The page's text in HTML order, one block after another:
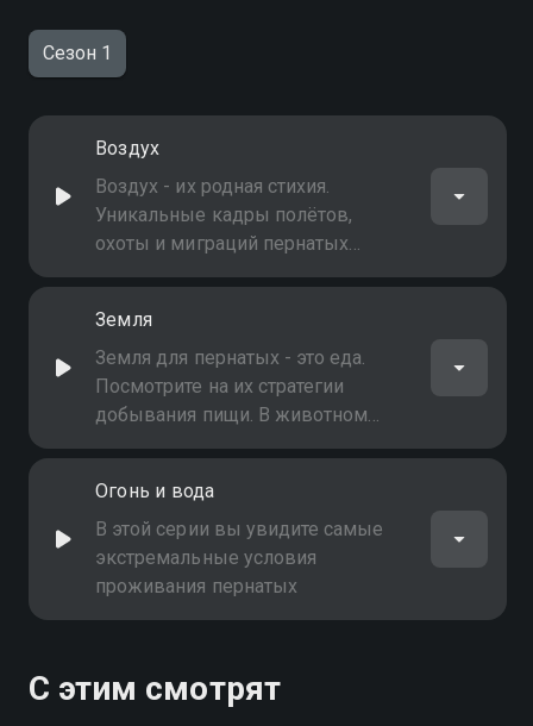
Сезон 1
Воздух
Воздух - их родная стихия.
Уникальные кадры полётов,
охоты и миграций пернатых
властелинов неба, для которых
Земля
Земля для пернатых - это еда.
Посмотрите на их стратегии
добывания пищи. В животном
царстве никто не сравнится с
выживать в любом уголке нашей
планеты
Огонь и вода
В этой серии вы увидите самые
экстремальные условия
проживания пернатых
С этим смотрят